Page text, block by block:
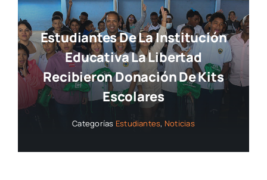
Estudiantes De La Institución
Educativa La Libertad
Recibieron Donación De Kits
Escolares
Categorías Estudiantes, Noticias